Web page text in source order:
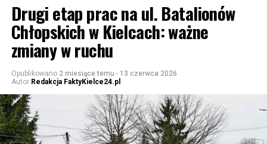
Drugi etap prac na ul. Batalionów
Chłopskich w Kielcach: ważne
zmiany w ruchu
Opublikowano 2 miesiące temu - 13 czerwca 2026
Autor Redakcja FaktyKielce24.pl